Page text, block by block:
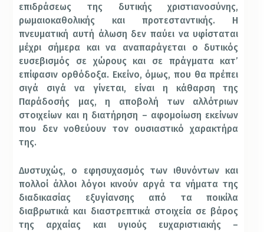
επιδράσεως της δυτικής χριστιανοσύνης,
ρωμαιοκαθολικής και προτεσταντικής. Η
πνευματική αυτή άλωση δεν παύει να υφίσταται
μέχρι σήμερα και να αναπαράγεται ο δυτικός
ευσεβισμός σε χώρους και σε πράγματα κατ’
επίφασιν ορθόδοξα. Εκείνο, όμως, που θα πρέπει
σιγά σιγά να γίνεται, είναι η κάθαρση της
Παράδοσής μας, η αποβολή των αλλότριων
στοιχείων και η διατήρηση – αφομοίωση εκείνων
που δεν νοθεύουν τον ουσιαστικό χαρακτήρα
της.
Δυστυχώς, ο εφησυχασμός των ιθυνόντων και
πολλοί άλλοι λόγοι κινούν αργά τα νήματα της
διαδικασίας εξυγίανσης από τα ποικίλα
διαβρωτικά και διαστρεπτικά στοιχεία σε βάρος
της αρχαίας και υγιούς ευχαριστιακής –